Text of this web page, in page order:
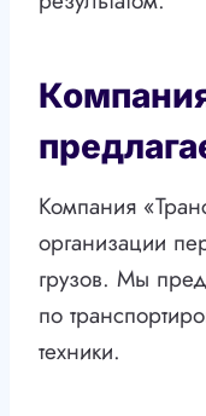
Компания
организации
грузов. Мы
по
техники.